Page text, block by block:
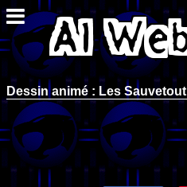
Dessin animé : Les Sauvetout